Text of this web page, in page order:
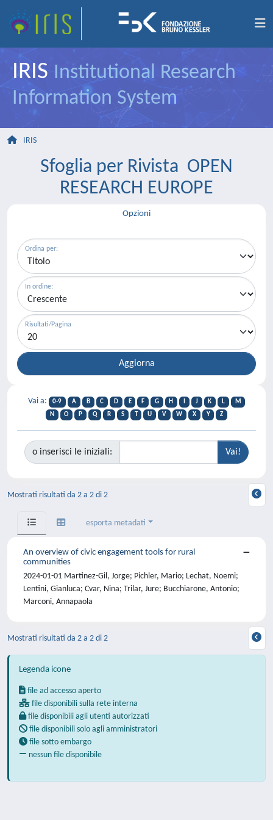
IRIS Institutional Research
Information System
IRIS
Sfoglia per Rivista OPEN
RESEARCH EUROPE
Opzioni
Ordina per:
In ordine:
Risultati/Pagina
Vai a: 0-9 A B C D E F G H J K L
M
N
O P Q R S T U V W X Y Z
o inserisci le iniziali:
Mostrati risultati da 2 a 2 di 2
esporta metadati
An overview of civic engagement tools for rural
communities
2024-01-01 Martinez-Gil, Jorge; Pichler, Mario; Lechat, Noemi;
Lentini, Gianluca; Cvar, Nina; Trilar, Jure; Bucchiarone, Antonio;
Marconi, Annapaola
Mostrati risultati da 2 a 2 di 2
Legenda icone
file ad accesso aperto
file disponibili sulla rete interna
file disponibili agli utenti autorizzati
file disponibili solo agli amministratori
file sotto embargo
nessun file disponibile